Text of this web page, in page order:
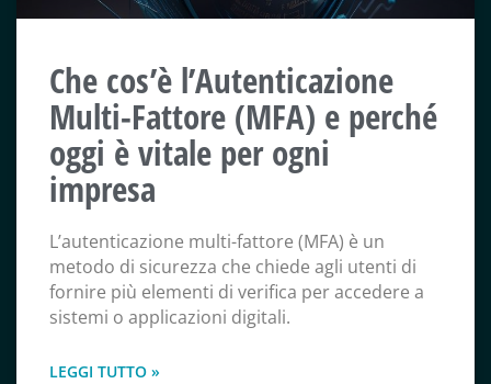
Che cos’è l’Autenticazione
Multi-Fattore (MFA) e perché
oggi è vitale per ogni
impresa
L’autenticazione multi-fattore (MFA) è un
metodo di sicurezza che chiede agli utenti di
fornire più elementi di verifica per accedere a
sistemi o applicazioni digitali.
LEGGI TUTTO »